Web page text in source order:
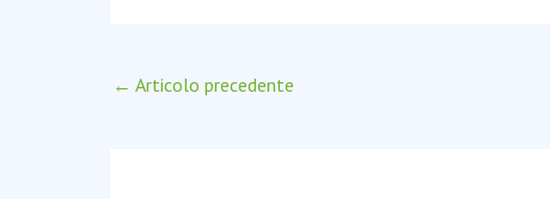
← Articolo precedente